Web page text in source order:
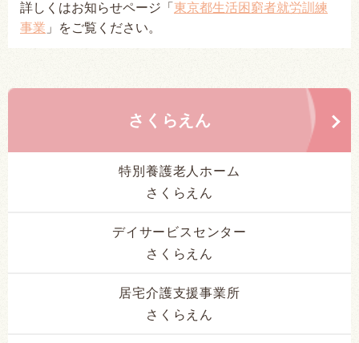
詳しくはお知らせページ「 東京都生活困窮者就労訓練
事業 」をご覧ください。
さくらえん
特別養護老人ホーム
さくらえん
デイサービスセンター
さくらえん
居宅介護支援事業所
さくらえん